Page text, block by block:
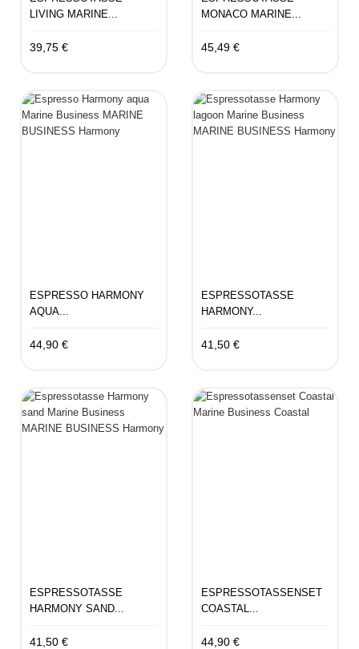
LIVING MARINE...
39,75 €
MONACO MARINE...
45,49 €
ESPRESSO HARMONY
AQUA...
44,90 €
ESPRESSOTASSE
HARMONY...
41,50 €
ESPRESSOTASSE
HARMONY SAND...
41,50 €
ESPRESSOTASSENSET
COASTAL...
44,90 €